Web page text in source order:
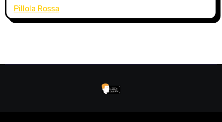
Pillola Rossa